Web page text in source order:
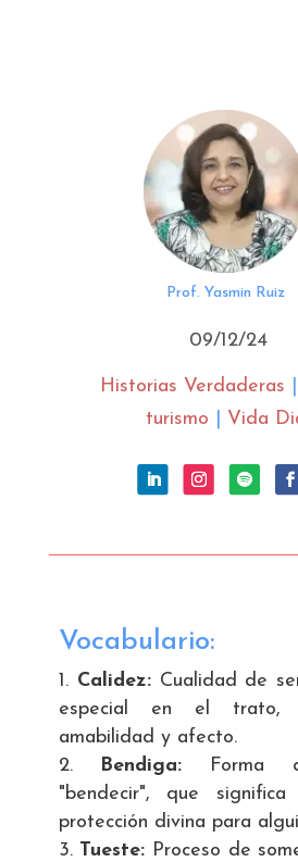
Prof. Yasmin Ruiz
09/12/24
Historias Verdaderas
turismo
Vida
Vocabulario:
Calidez:Cualidad de
especial en el trato,
amabilidad y afecto.
Bendiga: Forma
"bendecir", que
protección divina para
Tueste: Proceso de